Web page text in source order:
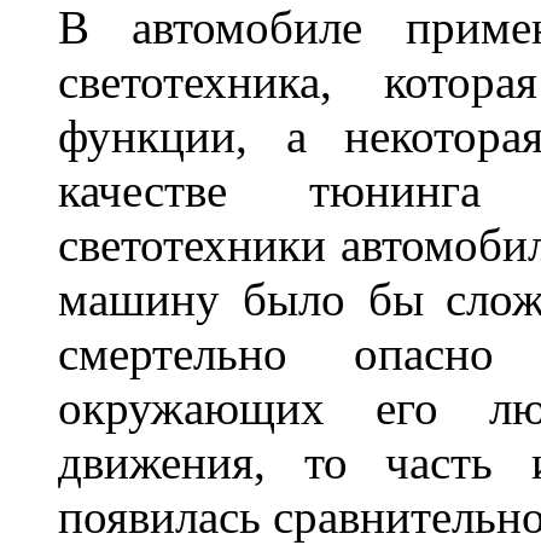
В автомобиле
светотехника,
функции, а
качестве
светотехники
машину было бы
смертельно
окружающих его
движения, то часть
появилась